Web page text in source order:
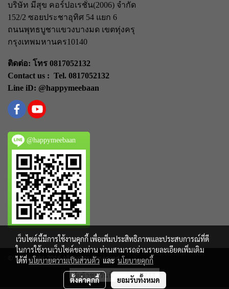
บริษัท มีสุข คอร์ปอเรชั่น(2006) จำกัด
152/2 ซอยประชาอุทิศ 54 แยก 6
ถนนพุทธบูชาแขวงบางมด เขตทุ่งครุ
กรุงเทพมหานคร10140
ติดต่อ: โทร 0817052132
Contact us : Tel. 0817052132
Line iD: @happymeebaan
@happymeebaan
© Copyright 2016 All Rights Reserved
ผู้เข้าชมวันนี้ 233
เว็บไซต์นี้มีการใช้งานคุกกี้ เพื่อเพิ่มประสิทธิภาพและประสบการณ์ที่ดี
ในการใช้งานเว็บไซต์ของท่าน ท่านสามารถอ่านรายละเอียดเพิ่มเติม
ได้ที่นโยบายความเป็นส่วนตัว และ นโยบายคุกกี้
ตั้งค่าคุกกี้ ยอมรับทั้งหมด